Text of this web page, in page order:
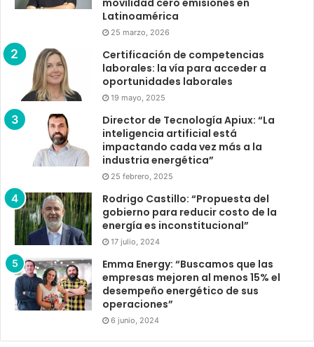
movilidad cero emisiones en
Latinoamérica
25 marzo, 2026
Certificación de competencias
laborales: la vía para acceder a
oportunidades laborales
19 mayo, 2025
Director de Tecnología Apiux: “La
inteligencia artificial está
impactando cada vez más a la
industria energética”
25 febrero, 2025
Rodrigo Castillo: “Propuesta del
gobierno para reducir costo de la
energía es inconstitucional”
17 julio, 2024
Emma Energy: “Buscamos que las
empresas mejoren al menos 15% el
desempeño energético de sus
operaciones”
6 junio, 2024